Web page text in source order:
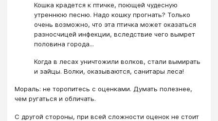
Кошка крадется к птичке, поющей чудесную
утреннюю песню. Надо кошку прогнать? Только
очень возможно, что эта птичка может оказаться
разносчицей инфекции, вследствие чего вымрет
половина города...
Когда в лесах уничтожили волков, стали вымирать
и зайцы. Волки, оказываются, санитары леса!
Мораль: не торопитесь с оценками. Думать полезнее,
чем ругаться и обличать.
С другой стороны, при всей сложности оценок не стоит